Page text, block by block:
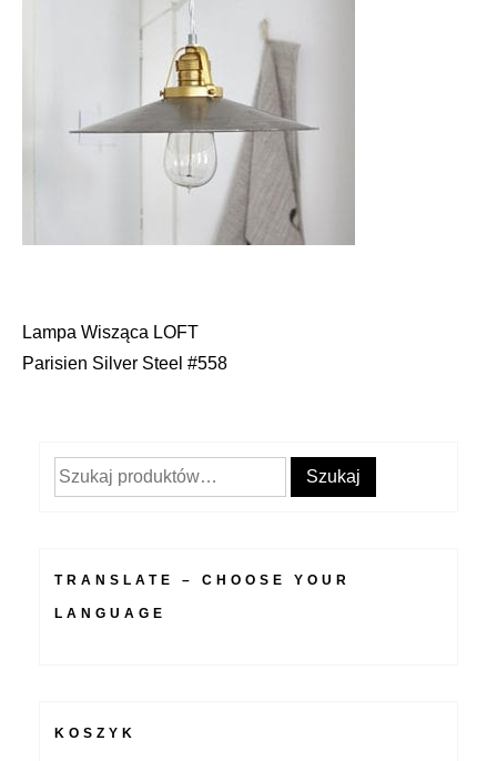
Nawigacja
Lampa Wisząca LOFT
Parisien Silver Steel #558
Szukaj: Szukaj
TRANSLATE – CHOOSE YOUR
LANGUAGE
KOSZYK